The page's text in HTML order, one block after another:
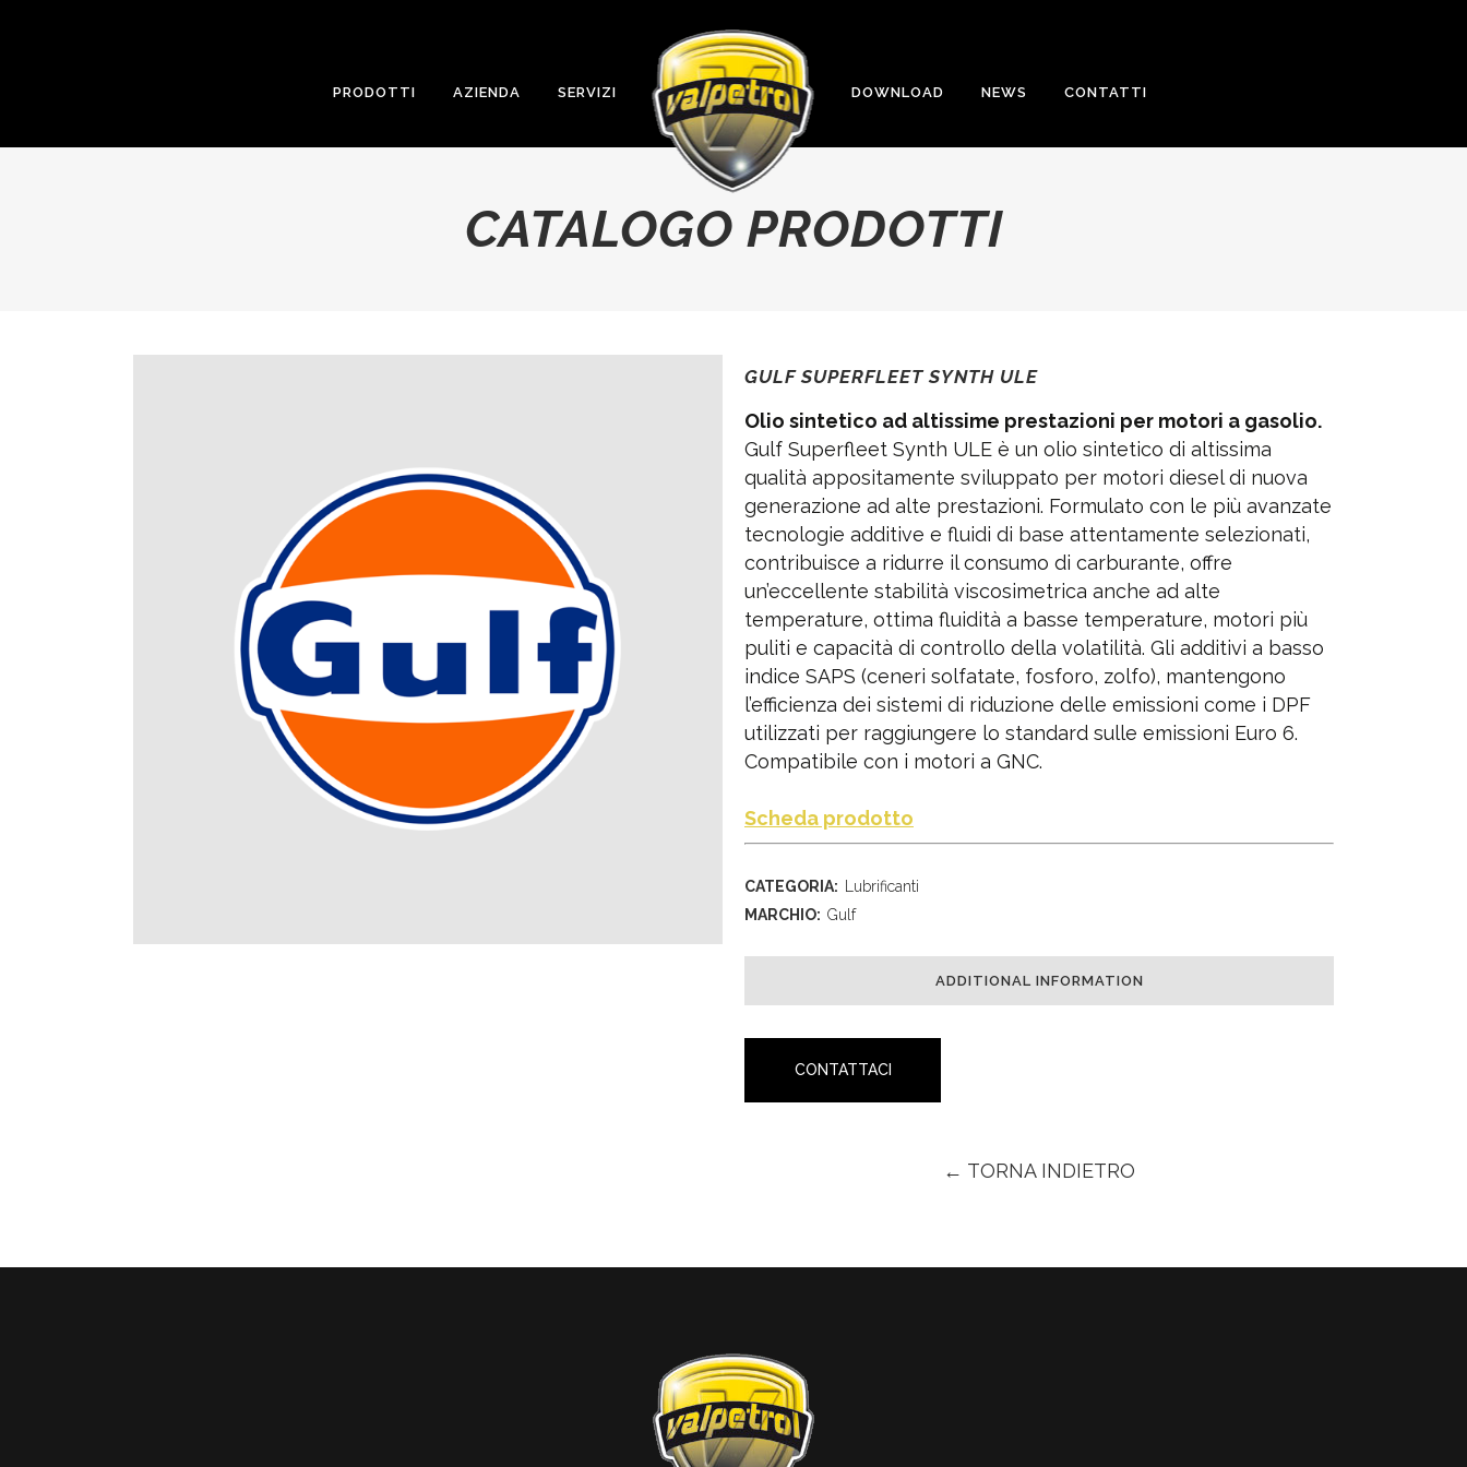
PRODOTTI AZIENDA SERVIZI DOWNLOAD NEWS CONTATTI
CATALOGO PRODOTTI
GULF SUPERFLEET SYNTH ULE
Olio sintetico ad altissime prestazioni per motori a gasolio.
Gulf Superfleet Synth ULE è un olio sintetico di altissima
qualità appositamente sviluppato per motori diesel di nuova
generazione ad alte prestazioni. Formulato con le più avanzate
tecnologie additive e fluidi di base attentamente selezionati,
contribuisce a ridurre il consumo di carburante, offre
un’eccellente stabilità viscosimetrica anche ad alte
temperature, ottima fluidità a basse temperature, motori più
puliti e capacità di controllo della volatilità. Gli additivi a basso
indice SAPS (ceneri solfatate, fosforo, zolfo), mantengono
l’efficienza dei sistemi di riduzione delle emissioni come i DPF
utilizzati per raggiungere lo standard sulle emissioni Euro 6.
Compatibile con i motori a GNC.
Scheda prodotto
CATEGORIA:
Lubrificanti
MARCHIO: Gulf
ADDITIONAL INFORMATION
CONTATTACI
← TORNA INDIETRO